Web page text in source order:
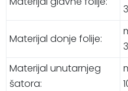
Materijal donje folije:
Materijal unutarnjeg
šatora: